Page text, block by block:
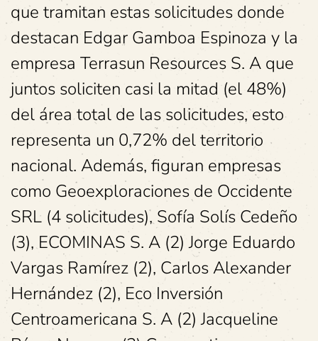
que tramitan estas solicitudes donde
destacan Edgar Gamboa Espinoza y la
empresa Terrasun Resources S. A que
juntos soliciten casi la mitad (el 48%)
del área total de las solicitudes, esto
representa un 0,72% del territorio
nacional. Además, figuran empresas
como Geoexploraciones de Occidente
SRL (4 solicitudes), Sofía Solís Cedeño
(3), ECOMINAS S. A (2) Jorge Eduardo
Vargas Ramírez (2), Carlos Alexander
Hernández (2), Eco Inversión
Centroamericana S. A (2) Jacqueline